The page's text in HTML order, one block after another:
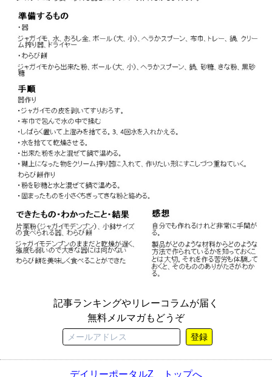
記事ランキングやリレーコラムが届く
無料メルマガもどうぞ
登録
デイリーポータルZ トップへ